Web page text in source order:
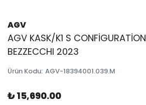
AGV
AGV KASK/K1 S CONFİGURATİON
BEZZECCHI 2023
Ürün Kodu: AGV-18394001.039.M
₺ 15,690.00